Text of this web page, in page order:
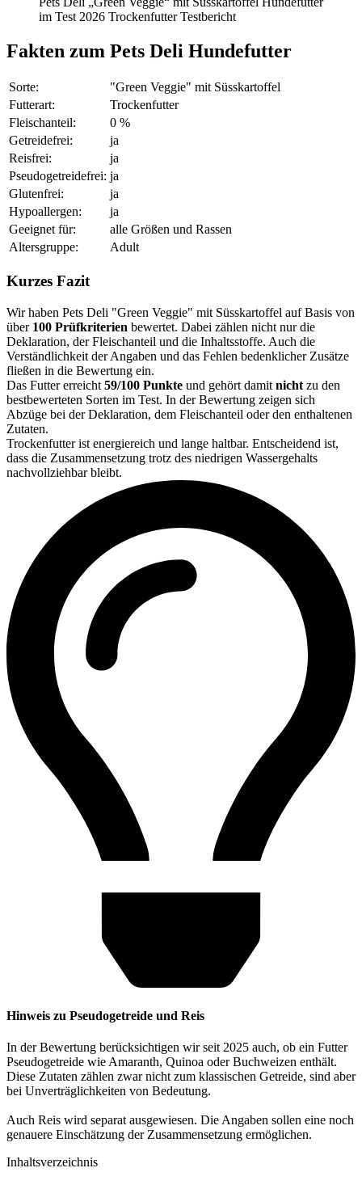
im Test 2026 Trockenfutter Testbericht
Fakten zum Pets Deli Hundefutter
Sorte:
"Green Veggie" mit Süsskartoffel
Futterart:
Trockenfutter
Fleischanteil:
0 %
Getreidefrei:
ja
Reisfrei:
ja
Pseudogetreidefrei: ja
Glutenfrei:
ja
Hypoallergen:
ja
Geeignet für:
alle Größen und Rassen
Altersgruppe:
Adult
Kurzes Fazit
Wir haben Pets Deli "Green Veggie" mit Süsskartoffel auf Basis von
über 100 Prüfkriterien bewertet. Dabei zählen nicht nur die
Deklaration, der Fleischanteil und die Inhaltsstoffe. Auch die
Verständlichkeit der Angaben und das Fehlen bedenklicher Zusätze
fließen in die Bewertung ein.
Das Futter erreicht 59/100 Punkte und gehört damit nicht zu den
bestbewerteten Sorten im Test. In der Bewertung zeigen sich
Abzüge bei der Deklaration, dem Fleischanteil oder den enthaltenen
Zutaten.
Trockenfutter ist energiereich und lange haltbar. Entscheidend ist,
dass die Zusammensetzung trotz des niedrigen Wassergehalts
nachvollziehbar bleibt.
Hinweis zu Pseudogetreide und Reis
In der Bewertung berücksichtigen wir seit 2025 auch, ob ein Futter
Pseudogetreide wie Amaranth, Quinoa oder Buchweizen enthält.
Diese Zutaten zählen zwar nicht zum klassischen Getreide, sind aber
bei Unverträglichkeiten von Bedeutung.
Auch Reis wird separat ausgewiesen. Die Angaben sollen eine noch
genauere Einschätzung der Zusammensetzung ermöglichen.
Inhaltsverzeichnis​